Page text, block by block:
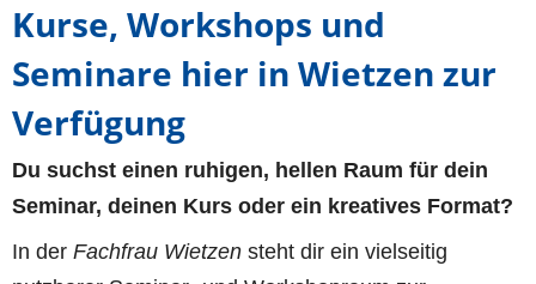
Kurse, Workshops und
Seminare hier in Wietzen zur
Verfügung
Du suchst einen ruhigen, hellen Raum für dein
Seminar, deinen Kurs oder ein kreatives Format?
In der Fachfrau Wietzen steht dir ein vielseitig